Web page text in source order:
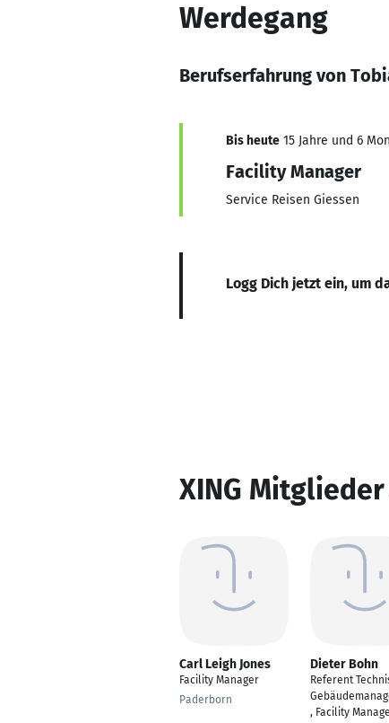
Werdegang
Berufserfahrung von
Bis heute 15 Jahre und 6
Facility Manager
Service Reisen Giessen
Logg Dich jetzt ein, um
XING
Carl Leigh Jones
Facility Manager
Paderborn
Dieter Bohn
Referent
, Facility